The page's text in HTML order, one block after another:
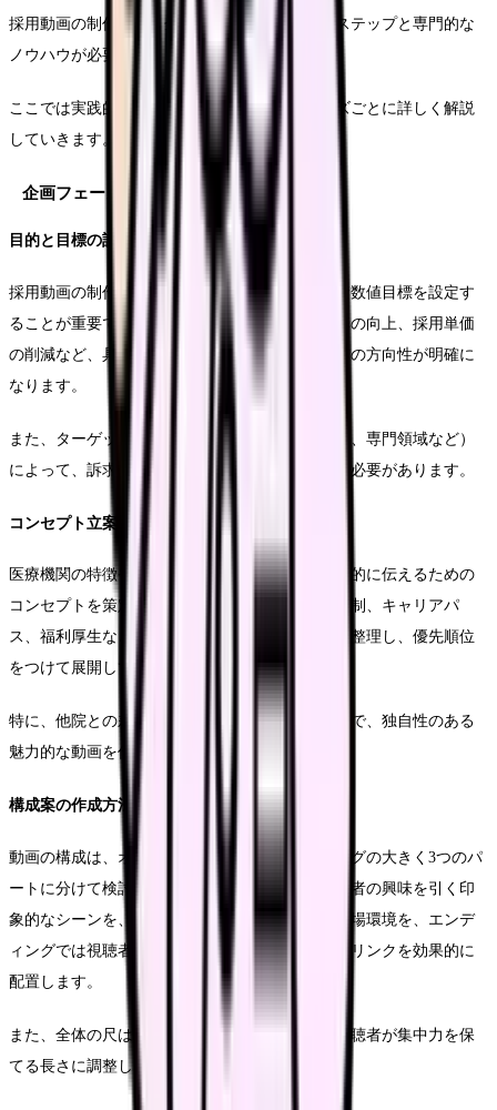
採用動画の制作には、企画から完成まで様々なステップと専門的な
ノウハウが必要です。
ここでは実践的な制作手法について、各フェーズごとに詳しく解説
していきます。
企画フェーズの詳細プロセス
目的と目標の設定
採用動画の制作では、まず明確な目的と具体的な数値目標を設定す
ることが重要です。応募者数の増加、内定承諾率の向上、採用単価
の削減など、具体的な指標を定めることで、制作の方向性が明確に
なります。
また、ターゲットとする看護師層（新卒、経験者、専門領域など）
によって、訴求ポイントや表現方法を変えていく必要があります。
コンセプト立案のポイント
医療機関の特徴や強みを洗い出し、それらを効果的に伝えるための
コンセプトを策定します。職場の雰囲気、教育体制、キャリアパ
ス、福利厚生など、候補者が重視するポイントを整理し、優先順位
をつけて展開していきます。
特に、他院との差別化ポイントを明確にすることで、独自性のある
魅力的な動画を作ることができます。
構成案の作成方法
動画の構成は、オープニング、本編、エンディングの大きく3つのパ
ートに分けて検討します。オープニングでは視聴者の興味を引く印
象的なシーンを、本編では具体的な業務内容や職場環境を、エンデ
ィングでは視聴者へのメッセージや募集要項へのリンクを効果的に
配置します。
また、全体の尺は5分から8分程度を目安とし、視聴者が集中力を保
てる長さに調整します。